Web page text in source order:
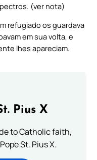
(ver nota)
refugiado os guardava
em sua volta, e
lhes apareciam.
Pius X
to Catholic faith,
St. Pius X.